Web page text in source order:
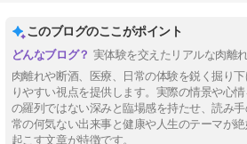
このブログのここがポイント
実体験を交えたリアルな肉離
肉離れや断酒、医療、日常の体験を鋭く掘り
りやすい視点を提供します。実際の情景や心
の羅列ではない深みと臨場感を持たせ、読み
常の何気ない出来事と健康や人生のテーマが
起こす文章が特徴です。